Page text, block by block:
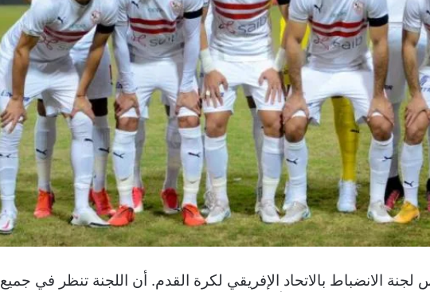
الانضباط بالاتحاد الإفريقي لكرة القدم. أن اللجنة تنظر في جميع